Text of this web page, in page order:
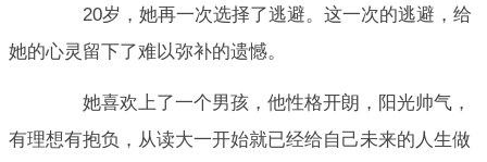
20岁，她再一次选择了逃避。这一次的逃避，给
她的心灵留下了难以弥补的遗憾。
她喜欢上了一个男孩，他性格开朗，阳光帅气，
有理想有抱负，从读大一开始就已经给自己未来的人生做